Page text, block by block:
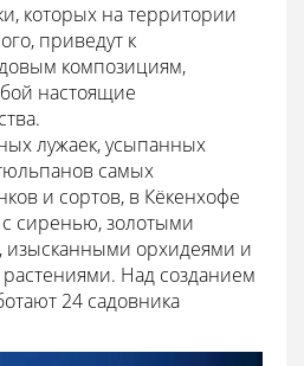
которых на территории
приведут к
композициям,
настоящие
лужаек, усыпанных
самых
и сортов, в Кёкенхофе
сиренью, золотыми
изысканными орхидеями и
Над созданием
24 садовника